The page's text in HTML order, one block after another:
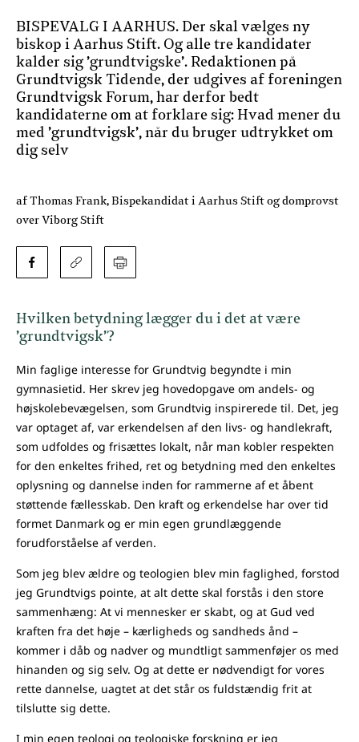
af Thomas Frank, Bispekandidat i Aarhus Stift og domprovst
over Viborg Stift
BISPEVALG I AARHUS. Der skal vælges ny
biskop i Aarhus Stift. Og alle tre kandidater
kalder sig ’grundtvigske’. Redaktionen på
Grundtvigsk Tidende, der udgives af foreningen
Grundtvigsk Forum, har derfor bedt
kandidaterne om at forklare sig: Hvad mener du
med ’grundtvigsk’, når du bruger udtrykket om
dig selv
Hvilken betydning lægger du i det at være
’grundtvigsk’?
Min faglige interesse for Grundtvig begyndte i min
gymnasietid. Her skrev jeg hovedopgave om andels- og
højskolebevægelsen, som Grundtvig inspirerede til. Det, jeg
var optaget af, var erkendelsen af den livs- og handlekraft,
som udfoldes og frisættes lokalt, når man kobler respekten
for den enkeltes frihed, ret og betydning med den enkeltes
oplysning og dannelse inden for rammerne af et åbent
støttende fællesskab. Den kraft og erkendelse har over tid
formet Danmark og er min egen grundlæggende
forudforståelse af verden.
Som jeg blev ældre og teologien blev min faglighed, forstod
jeg Grundtvigs pointe, at alt dette skal forstås i den store
sammenhæng: At vi mennesker er skabt, og at Gud ved
kraften fra det høje – kærligheds og sandheds ånd –
kommer i dåb og nadver og mundtligt sammenføjer os med
hinanden og sig selv. Og at dette er nødvendigt for vores
rette dannelse, uagtet at det står os fuldstændig frit at
tilslutte sig dette.
I min egen teologi og teologiske forskning er jeg